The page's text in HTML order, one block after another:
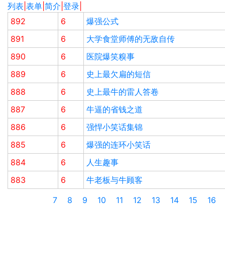
列表 表单 简介 登录
892
6
爆强公式
891
6
大学食堂师傅的无敌自传
890
6
医院爆笑糗事
889
6
史上最欠扁的短信
888
6
史上最牛的雷人答卷
887
6
牛逼的省钱之道
886
6
强悍小笑话集锦
885
6
爆强的连环小笑话
884
6
人生趣事
883
6
牛老板与牛顾客
7
8 9 10 11 12 13 14 15 16